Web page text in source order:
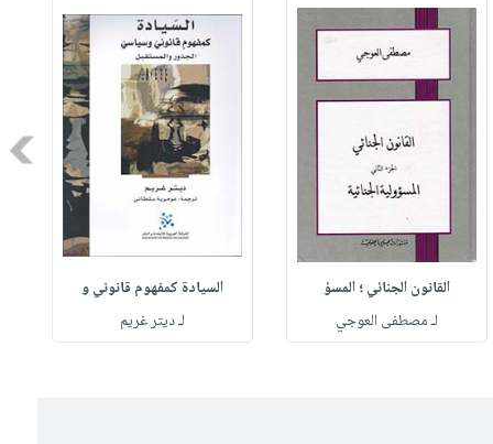
القانون الجنائي ؛ المسؤ
لـ مصطفى العوجي
السيادة كمفهوم قانوني و
لـ ديتر غريم